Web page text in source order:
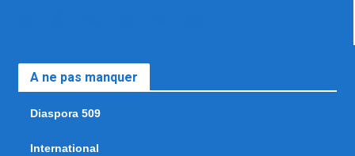
A ne pas manquer
Diaspora 509
International